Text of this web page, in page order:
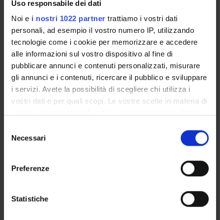
Uso responsabile dei dati
Noi e i nostri 1022 partner trattiamo i vostri dati
personali, ad esempio il vostro numero IP, utilizzando
tecnologie come i cookie per memorizzare e accedere
alle informazioni sul vostro dispositivo al fine di
pubblicare annunci e contenuti personalizzati, misurare
gli annunci e i contenuti, ricercare il pubblico e sviluppare
i servizi. Avete la possibilità di scegliere chi utilizza i
vostri dati e per quali scopi. Le vostre scelte in materia di
modificare o revocare il proprio consenso in qualsiasi
momento dalla Dichiarazione sui cookie o facendo clic
raccogliere informazioni sulla tua posizione
geografica, con un'approssimazione di qualche
delNecessari
Preferenze
Statistiche
spagnola sul segretario pare proprio stare in questo
congedarsi del segretario di Stato, sin dall’inizio del
Seicento, e l’affidarsi del re all’aiuto di un valido. Importo
previsto per le missioni 9000 euro (FUR Felice Gambin)
Felice Gambin
Full Professor
RESEARCH AREAS INVOLVED IN THE PROJECT
Romanic languages: Spanish